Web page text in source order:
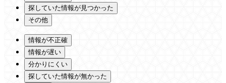
探していた情報が見つかった
その他
情報が不正確
情報が遅い
分かりにくい
探していた情報が無かった